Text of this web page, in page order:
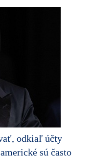
odkiaľ účty
sú často